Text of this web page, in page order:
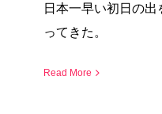
日本一早い初日の
ってきた。
Read More